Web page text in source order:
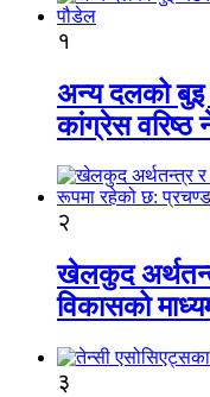
१
अन्य दलको बुइ
कांग्रेस वरिष्ठ
२
खेलकुद
विकासको
३